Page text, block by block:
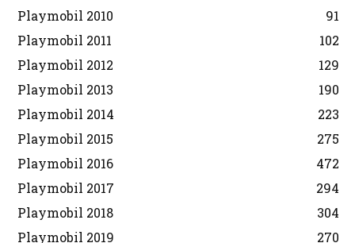
Playmobil 2010
91
Playmobil 2011
102
Playmobil 2012
129
Playmobil 2013
190
Playmobil 2014
223
Playmobil 2015
275
Playmobil 2016
472
Playmobil 2017
294
Playmobil 2018
304
Playmobil 2019
270